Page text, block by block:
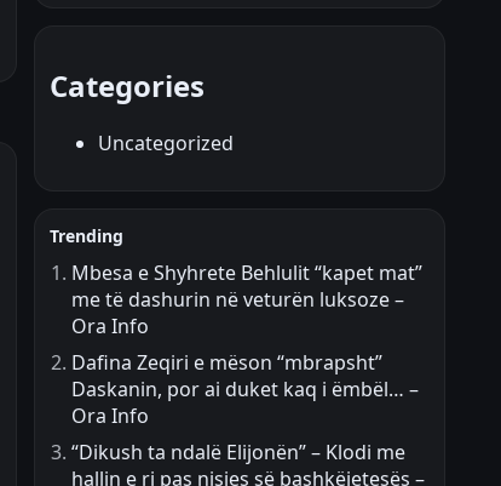
Categories
Uncategorized
Trending
Mbesa e Shyhrete Behlulit “kapet mat”
me të dashurin në veturën luksoze –
Ora Info
Dafina Zeqiri e mëson “mbrapsht”
Daskanin, por ai duket kaq i ëmbël… –
Ora Info
“Dikush ta ndalë Elijonën” – Klodi me
hallin e ri pas nisjes së bashkëjetesës –